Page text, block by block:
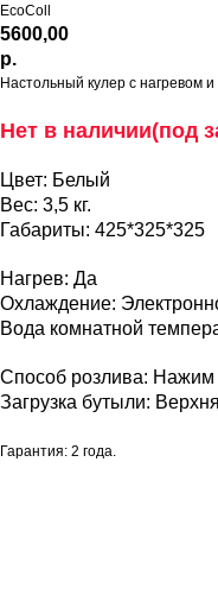
EcoColl
5600,00
р.
Настольный кулер с нагревом
Нет в наличии(под
Цвет: Белый
Вес: 3,5 кг.
Габариты: 425*325*325
Нагрев: Да
Охлаждение:
Вода комнатной
Способ розлива: Нажим
Загрузка бутыли:
Гарантия: 2 года.